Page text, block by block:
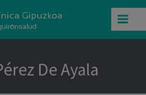
De Ayala